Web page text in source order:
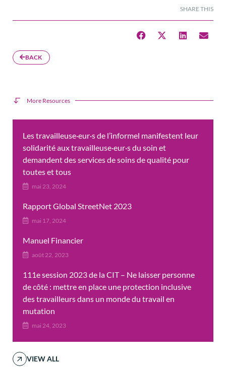
SHARE THIS
BACK
More Resources
Les travailleuse·eur·s de l’informel manifestent leur
solidarité aux travailleuse·eur·s du soin et
demandent des services de soins de qualité pour
toutes et tous
mai 23, 2024
Rapport Global StreetNet 2023
mai 17, 2024
Manuel Financier
août 22, 2023
111e session 2023 de la CIT – Ne laisser personne
de côté : mettre en place une protection inclusive
des travailleurs dans un monde du travail en
mutation
mai 24, 2023
VIEW ALL